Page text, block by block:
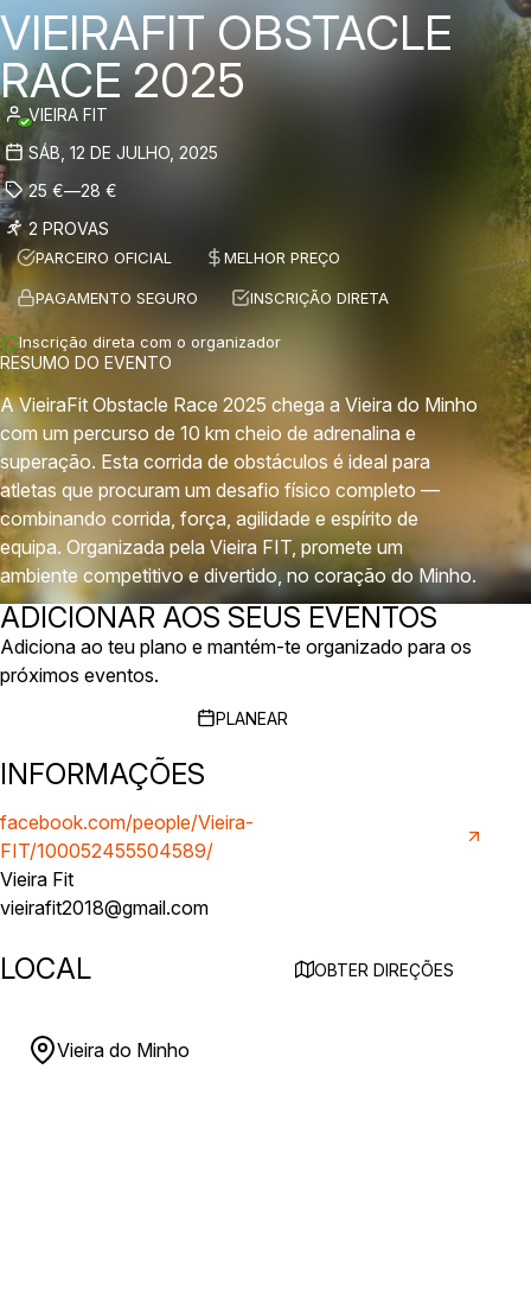
VIEIRAFIT OBSTACLE
RACE 2025
VIEIRA FIT
SÁB, 12 DE JULHO, 2025
25 €—28 €
2 PROVAS
PARCEIRO OFICIAL MELHOR PREÇO
PAGAMENTO SEGURO INSCRIÇÃO DIRETA
Inscrição direta com o organizador
RESUMO DO EVENTO
A VieiraFit Obstacle Race 2025 chega a Vieira do Minho
com um percurso de 10 km cheio de adrenalina e
superação. Esta corrida de obstáculos é ideal para
atletas que procuram um desafio físico completo —
combinando corrida, força, agilidade e espírito de
equipa. Organizada pela Vieira FIT, promete um
ambiente competitivo e divertido, no coração do Minho.
ADICIONAR AOS SEUS EVENTOS
Adiciona ao teu plano e mantém-te organizado para os
próximos eventos.
PLANEAR
INFORMAÇÕES
facebook.com/people/Vieira-
FIT/100052455504589/
Vieira Fit
vieirafit2018@gmail.com
LOCAL OBTER DIREÇÕES
Vieira do Minho